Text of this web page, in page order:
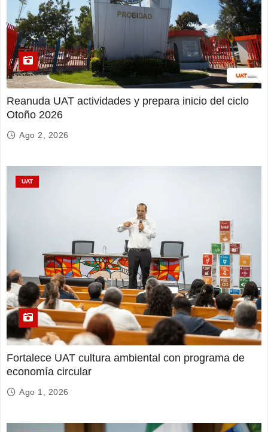
Reanuda UAT actividades y prepara inicio del ciclo
Otoño 2026
Ago 2, 2026
UAT
Fortalece UAT cultura ambiental con programa de
economía circular
Ago 1, 2026